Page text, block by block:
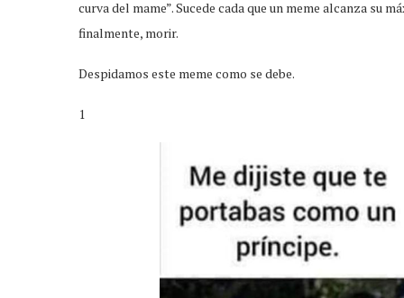
curva del mame”. Sucede cada que un meme alcanza su
finalmente, morir.
Despidamos este meme como se debe.
1